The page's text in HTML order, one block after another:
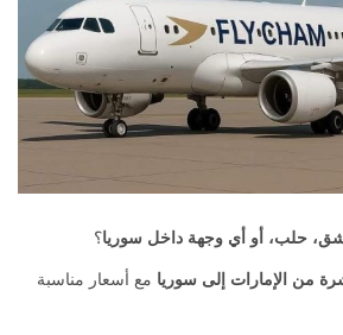
حلب، أو أي وجهة داخل سوريا؟
من الإمارات إلى سوريا مع أسعار مناسبة